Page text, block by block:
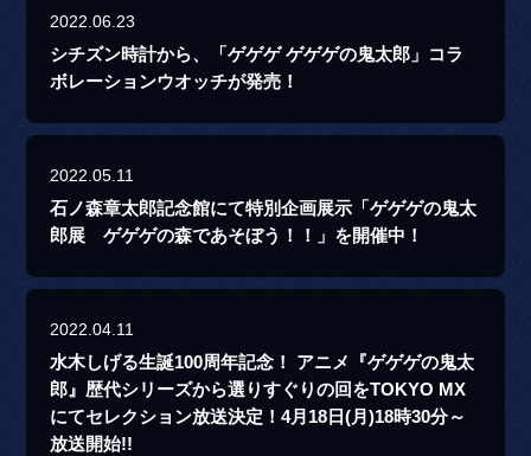
2022.06.23
シチズン時計から、「ゲゲゲ ゲゲゲの鬼太郎」コラ
ボレーションウオッチが発売！
2022.05.11
石ノ森章太郎記念館にて特別企画展示「ゲゲゲの鬼太
郎展 ゲゲゲの森であそぼう！！」を開催中！
2022.04.11
水木しげる生誕100周年記念！ アニメ『ゲゲゲの鬼太
郎』歴代シリーズから選りすぐりの回をTOKYO MX
にてセレクション放送決定！4月18日(月)18時30分～
放送開始!!